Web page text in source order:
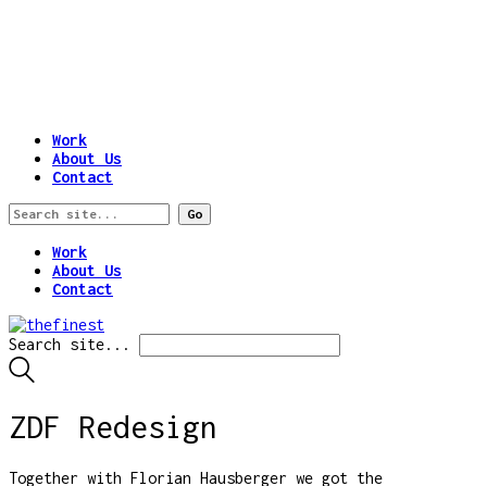
Work
About Us
Contact
Work
About Us
Contact
Search site...
ZDF Redesign
Together with Florian Hausberger we got the